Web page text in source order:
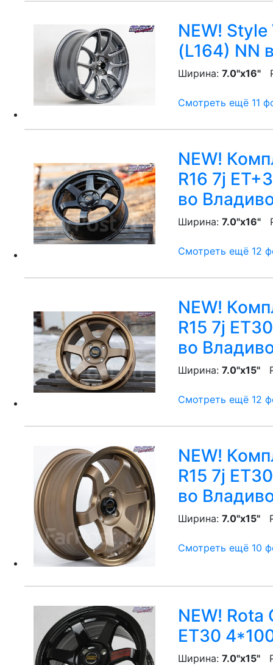
NEW!
(L164) NN
Ширина: 7.0"x16"
Смотреть ещё 11
NEW!
R16 7j
во
Ширина: 7.0"x16"
Смотреть ещё 12
NEW!
R15 7j
во
Ширина: 7.0"x15"
Смотреть ещё 12
NEW!
R15 7j
во
Ширина: 7.0"x15"
Смотреть ещё 10
NEW! Rota
ET30
Ширина: 7.0"x15"